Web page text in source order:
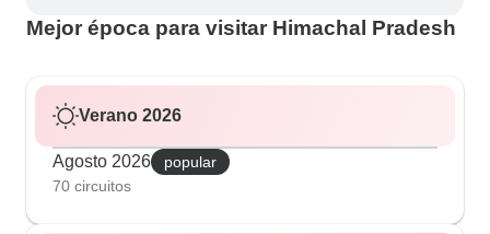
Mejor época para visitar Himachal Pradesh
Verano 2026
Agosto 2026
popular
70 circuitos